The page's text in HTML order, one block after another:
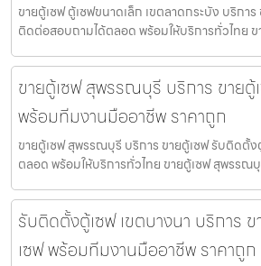
ขายตู้เซฟ ตู้เซฟขนาดเล็ก เขตลาดกระบัง บริกา
ติดต่อสอบถามได้ตลอด พร้อมให้บริการทั่วไทย
ขายตู้เซฟ สุพรรณบุรี บริการ ขาย
พร้อมทีมงานมืออาชีพ ราคาถูก
ขายตู้เซฟ สุพรรณบุรี บริการ ขายตู้เซฟ รับติดตั้
ตลอด พร้อมให้บริการทั่วไทย ขายตู้เซฟ สุพรรณบุ
รับติดตั้งตู้เซฟ เขตบางนา บริการ
เซฟ พร้อมทีมงานมืออาชีพ ราคาถูก